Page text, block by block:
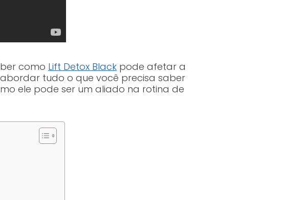
como Lift Detox Blackpode afetar a
tudo o que você precisa saber
ele pode ser um aliado na rotina de